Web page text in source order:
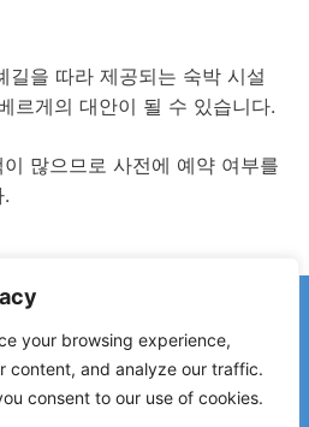
your browsing experience,
content, and analyze our traffic.
consent to our use of cookies.
길을 따라 제공되는 숙박 시설
르게의 대안이 될 수 있습니다.
많으므로 사전에 예약 여부를
최근 변경 사항을 발견하셨나요?
로, 공사 또는 기타 변경 사항에 대한
로 유지하는 데 큰 도움이 됩니다.